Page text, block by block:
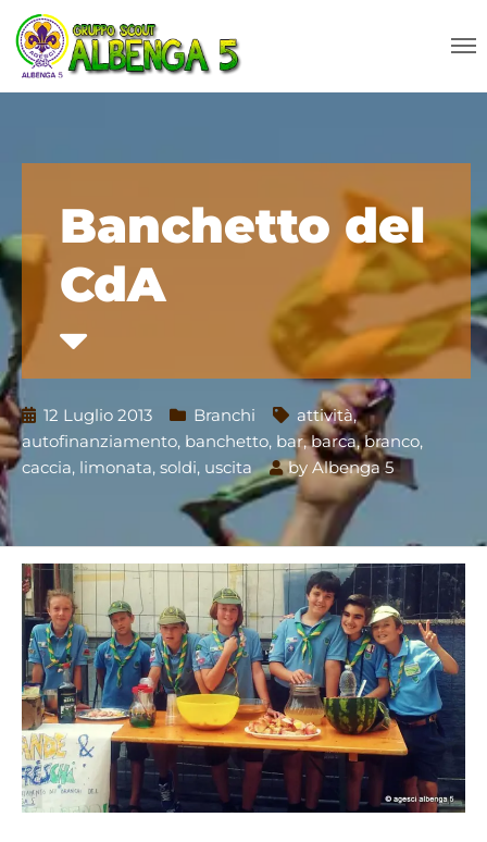
Banchetto del
CdA
12 Luglio 2013 Branchi attività,
autofinanziamento, banchetto, bar,barca,branco,
caccia, limonata, soldi, uscita by Albenga 5